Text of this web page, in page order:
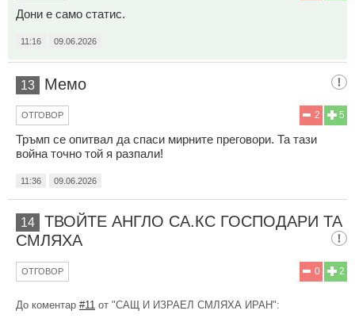
Дони е само статис.
11:16 09.06.2026
13 Мемо
5
2
ОТГОВОР
Тръмп се опитвал да спаси мирните преговори. Та тази
война точно той я разпали!
11:36 09.06.2026
14
ТВОЙТЕ АНГЛО СА.КС ГОСПОДАРИ ТА
СМЛЯХА
2
0
ОТГОВОР
До коментар #11 от "САЩ И ИЗРАЕЛ СМЛЯХА ИРАН":